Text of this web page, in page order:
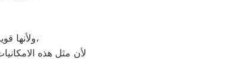
ولأنها قوية جدا فى عمليات التبريد ولكن تضمين بعض التقنيات المتميزة كتقنية الانفرتر،
لأن مثل هذه